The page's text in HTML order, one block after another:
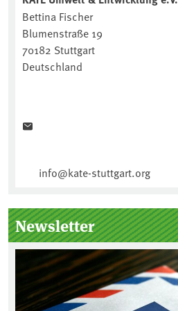
Bettina Fischer
Blumenstraße 19
70182 Stuttgart
Deutschland
info@kate-stuttgart.org
Newsletter